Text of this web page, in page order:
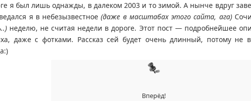
я был лишь однажды, в далеком 2003 и то зимой. А нынче вдруг
я в небезызвестное(даже в масштабах этого сайта, ага)
неделю, не считая недели в дороге. Этот пост — подробнейшее
даже с фотками. Рассказ сей будет очень длинный, потому не
Вперёд!